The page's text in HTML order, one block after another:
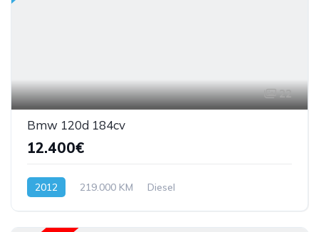
22
Bmw 120d 184cv
12.400€
2012 219.000 KM Diesel